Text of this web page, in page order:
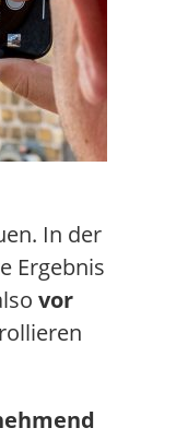
In der
Ergebnis
vor